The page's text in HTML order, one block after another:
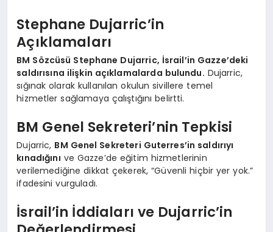
Stephane Dujarric’in
Açıklamaları
BM Sözcüsü Stephane Dujarric, İsrail’in Gazze’deki
saldırısına ilişkin açıklamalarda bulundu. Dujarric,
sığınak olarak kullanılan okulun sivillere temel
hizmetler sağlamaya çalıştığını belirtti.
BM Genel Sekreteri’nin Tepkisi
Dujarric, BM Genel Sekreteri Guterres’in saldırıyı
kınadığını ve Gazze’de eğitim hizmetlerinin
verilemediğine dikkat çekerek, “Güvenli hiçbir yer yok.”
ifadesini vurguladı.
İsrail’in İddiaları ve Dujarric’in